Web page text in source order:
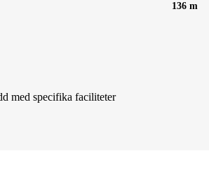
136 m
med specifika faciliteter